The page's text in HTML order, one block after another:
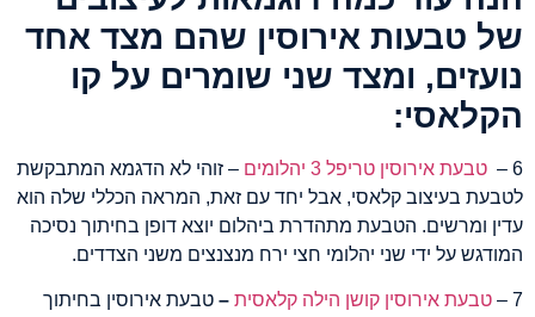
של טבעות אירוסין שהם מצד אחד
נועזים, ומצד שני שומרים על קו
הקלאסי:
6 – טבעת אירוסין טריפל 3 יהלומים
– זוהי לא הדגמא המתבקשת
לטבעת בעיצוב קלאסי, אבל יחד עם זאת, המראה הכללי שלה הוא
עדין ומרשים. הטבעת מתהדרת ביהלום יוצא דופן בחיתוך נסיכה
המודגש על ידי שני יהלומי חצי ירח מנצנצים משני הצדדים.
7 – טבעת אירוסין קושן הילה קלאסית – טבעת אירוסין בחיתוך